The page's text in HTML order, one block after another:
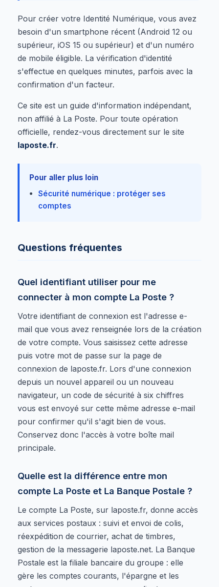
Pour créer votre Identité Numérique, vous avez
besoin d'un smartphone récent (Android 12 ou
supérieur, iOS 15 ou supérieur) et d'un numéro
de mobile éligible. La vérification d'identité
s'effectue en quelques minutes, parfois avec la
confirmation d'un facteur.
Ce site est un guide d'information indépendant,
non affilié à La Poste. Pour toute opération
officielle, rendez-vous directement sur le site
laposte.fr.
Pour aller plus loin
Sécurité numérique : protéger ses
comptes
Questions fréquentes
Quel identifiant utiliser pour me
connecter à mon compte La Poste ?
Votre identifiant de connexion est l'adresse e-
mail que vous avez renseignée lors de la création
de votre compte. Vous saisissez cette adresse
puis votre mot de passe sur la page de
connexion de laposte.fr. Lors d'une connexion
depuis un nouvel appareil ou un nouveau
navigateur, un code de sécurité à six chiffres
vous est envoyé sur cette même adresse e-mail
pour confirmer qu'il s'agit bien de vous.
Conservez donc l'accès à votre boîte mail
principale.
Quelle est la différence entre mon
compte La Poste et La Banque Postale ?
Le compte La Poste, sur laposte.fr, donne accès
aux services postaux : suivi et envoi de colis,
réexpédition de courrier, achat de timbres,
gestion de la messagerie laposte.net. La Banque
Postale est la filiale bancaire du groupe : elle
gère les comptes courants, l'épargne et les